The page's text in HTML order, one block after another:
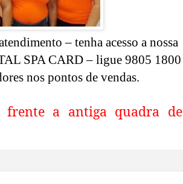
– tenha acesso a nossa
SPA CARD – ligue 9805 1800
nos pontos de vendas.
frente a antiga quadra de